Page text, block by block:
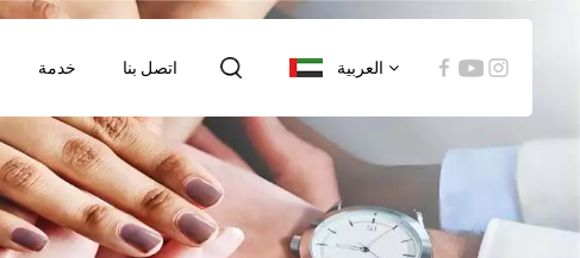
خدمة اتصل بنا العربية
English
español